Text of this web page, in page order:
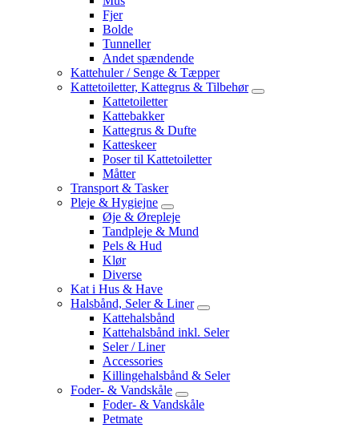
Fjer
Bolde
Tunneller
Andet spændende
Kattehuler / Senge & Tæpper
Kattetoiletter, Kattegrus & Tilbehør
Kattetoiletter
Kattebakker
Kattegrus & Dufte
Katteskeer
Poser til Kattetoiletter
Måtter
Transport & Tasker
Pleje & Hygiejne
Øje & Ørepleje
Tandpleje & Mund
Pels & Hud
Klør
Diverse
Kat i Hus & Have
Halsbånd, Seler & Liner
Kattehalsbånd
Kattehalsbånd inkl. Seler
Seler / Liner
Accessories
Killingehalsbånd & Seler
Foder- & Vandskåle
Foder- & Vandskåle
Petmate